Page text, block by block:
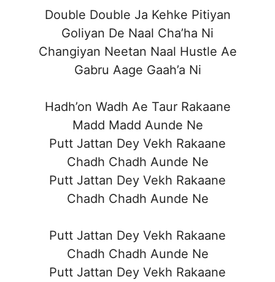
Double Double Ja Kehke Pitiyan
Goliyan De Naal Cha’ha Ni
Changiyan Neetan Naal Hustle Ae
Gabru Aage Gaah’a Ni
Hadh’on Wadh Ae Taur Rakaane
Madd Madd Aunde Ne
Putt Jattan Dey Vekh Rakaane
Chadh Chadh Aunde Ne
Putt Jattan Dey Vekh Rakaane
Chadh Chadh Aunde Ne
Putt Jattan Dey Vekh Rakaane
Chadh Chadh Aunde Ne
Putt Jattan Dey Vekh Rakaane